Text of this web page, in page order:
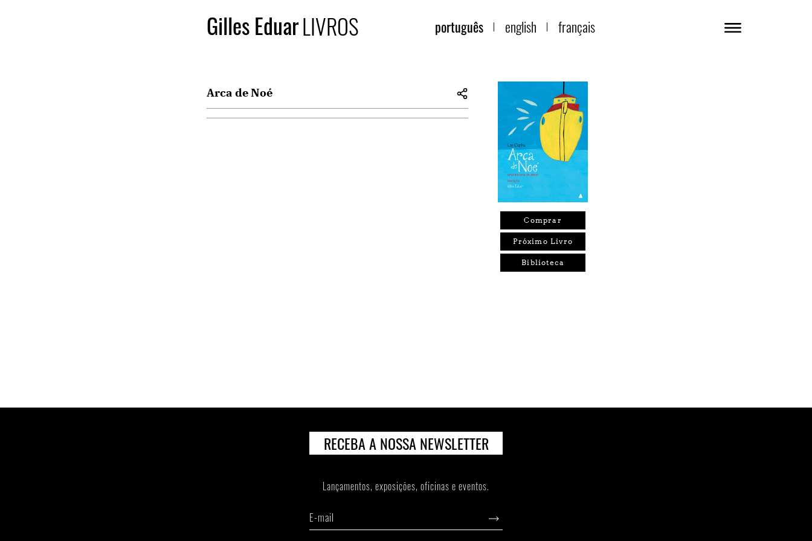
Gilles EduarLIVROS português english français
Arca de Noé
Comprar
Próximo Livro
Biblioteca
RECEBA A NOSSA NEWSLETTER
Lançamentos, exposiçōes, oficinas e eventos.